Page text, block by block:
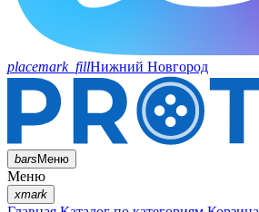
placemark_fillНижний Новгород
barsМеню
Меню
xmark